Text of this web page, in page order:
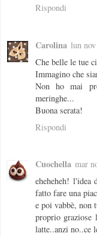
Rispondi
Carolina lun
Che belle le tue
Immagino che
Non ho mai
meringhe...
Buona serata!
Rispondi
Cuochella mar
eheheheh! l'idea
fatto fare una
e poi vabbè, non
proprio graziose
latte..anzi no..ce